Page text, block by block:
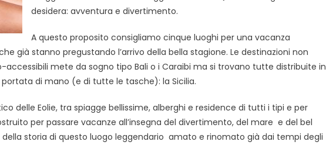
donne
senza
troppo
lontano…
desidera: avventura e divertimento.
A questo proposito consigliamo cinque luoghi per una vacanza
già stanno pregustando l’arrivo della bella stagione. Le destinazioni non
mete da sogno tipo Bali o i Caraibi ma si trovano tutte distribuite in
di mano (e di tutte le tasche): la Sicilia.
delle Eolie, tra spiagge bellissime, alberghi e residence di tutti i tipi e per
per passare vacanze all’insegna del divertimento, del mare e del bel
storia di questo luogo leggendario amato e rinomato già dai tempi degli